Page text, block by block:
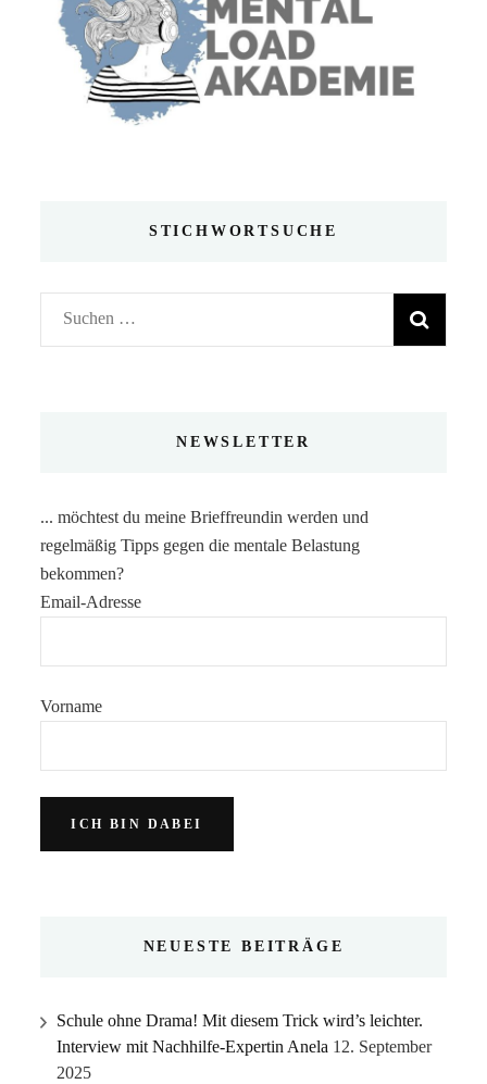
STICHWORTSUCHE
Suchen
nach:
NEWSLETTER
... möchtest du meine Brieffreundin werden und
regelmäßig Tipps gegen die mentale Belastung
bekommen?
Email-Adresse
Vorname
NEUESTE BEITRÄGE
Schule ohne Drama! Mit diesem Trick wird’s leichter.
Interview mit Nachhilfe-Expertin Anela 12. September
2025